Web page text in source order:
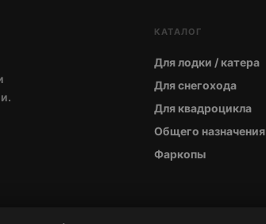
КАТАЛОГ
Для лодки / катера
Для снегохода
Для квадроцикла
Общего назначения
Фаркопы